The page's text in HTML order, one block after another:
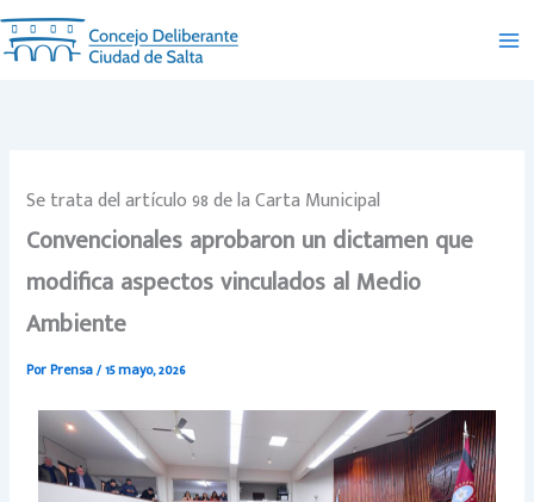
Ir
al
contenido
Se trata del artículo 98 de la Carta Municipal
Convencionales aprobaron un dictamen que
modifica aspectos vinculados al Medio
Ambiente
PorPrensa/15 mayo, 2026